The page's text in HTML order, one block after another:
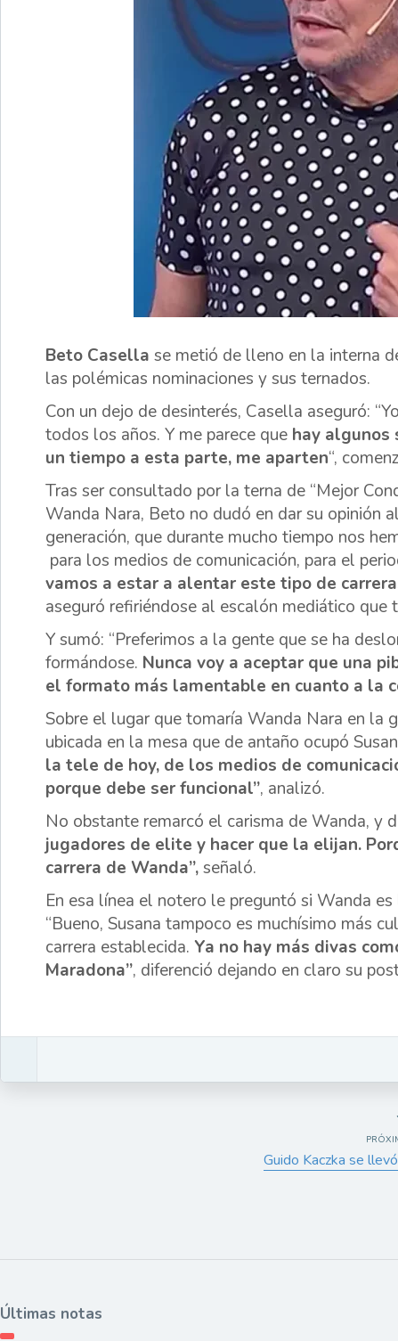
Beto Casella se metió de lleno en la interna
las polémicas nominaciones y sus ternados.
Con un dejo de desinterés, Casella aseguró:
todos los años. Y me parece que hay algunos
un tiempo a esta parte, me aparten“,
Tras ser consultado por la terna de “Mejor
Wanda Nara, Beto no dudó en dar su opinión
generación, que durante mucho tiempo nos
para los medios de comunicación, para el
vamos a estar a alentar este tipo de
aseguró refiriéndose al escalón mediático que
Y sumó: “Preferimos a la gente que se ha
formándose. Nunca voy a aceptar que una
el formato más lamentable en cuanto a la
Sobre el lugar que tomaría Wanda Nara en la
ubicada en la mesa que de antaño ocupó
la tele de hoy, de los medios de
porque debe ser funcional”, analizó.
No obstante remarcó el carisma de Wanda, y
jugadores de elite y hacer que la elijan.
carrera de Wanda”,señaló.
En esa línea el notero le preguntó si Wanda
“Bueno, Susana tampoco es muchísimo más
carrera establecida. Ya no hay más divas
Maradona”, diferenció dejando en claro su
Guido Kaczka se
Últimas notas